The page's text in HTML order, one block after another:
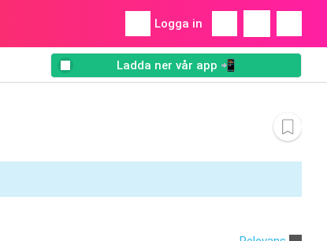
Logga in
Ladda ner vår app 📲